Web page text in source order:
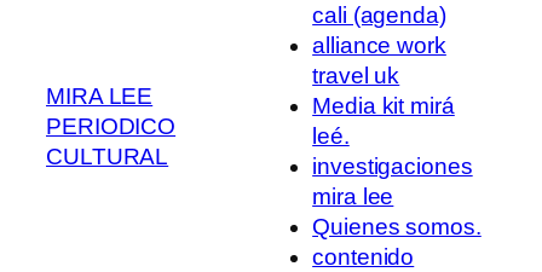
MIRA LEE
PERIODICO
CULTURAL
cali (agenda)
alliance work
travel uk
Media kit mirá
leé.
investigaciones
mira lee
Quienes somos.
contenido